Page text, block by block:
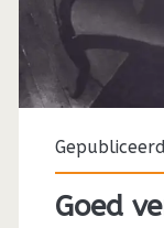
Goed